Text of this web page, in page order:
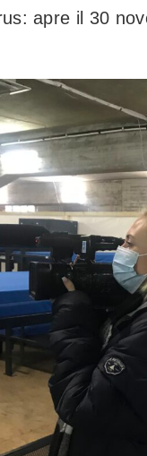
apre il 30